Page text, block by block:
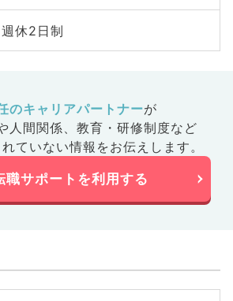
週休2日制
のキャリアパートナーが
人間関係、 教育・研修制度など
ていない情報をお伝えします。
職サポートを利用する